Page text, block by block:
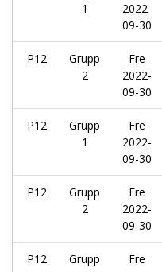
1
2022-
09-30
P12
Grupp
2
Fre
2022-
09-30
P12
Grupp
1
Fre
2022-
09-30
P12
Grupp
2
Fre
2022-
09-30
P12
Grupp
Fre